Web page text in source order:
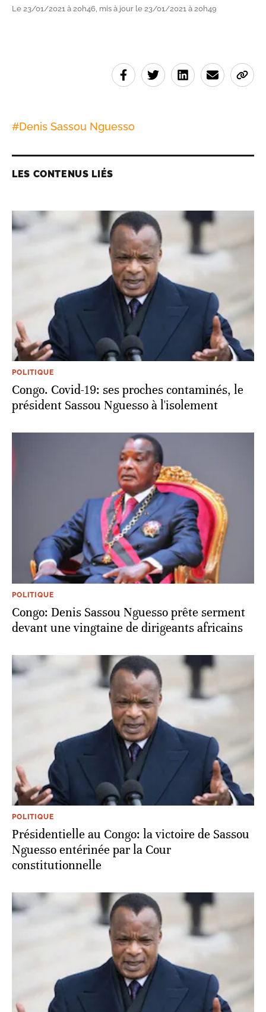
Le 23/01/2021 à 20h46, mis à jour le 23/01/2021 à 20h49
#Denis Sassou Nguesso
LES CONTENUS LIÉS
POLITIQUE
Congo. Covid-19: ses proches contaminés, le
président Sassou Nguesso à l'isolement
POLITIQUE
Congo: Denis Sassou Nguesso prête serment
devant une vingtaine de dirigeants africains
POLITIQUE
Présidentielle au Congo: la victoire de Sassou
Nguesso entérinée par la Cour
constitutionnelle